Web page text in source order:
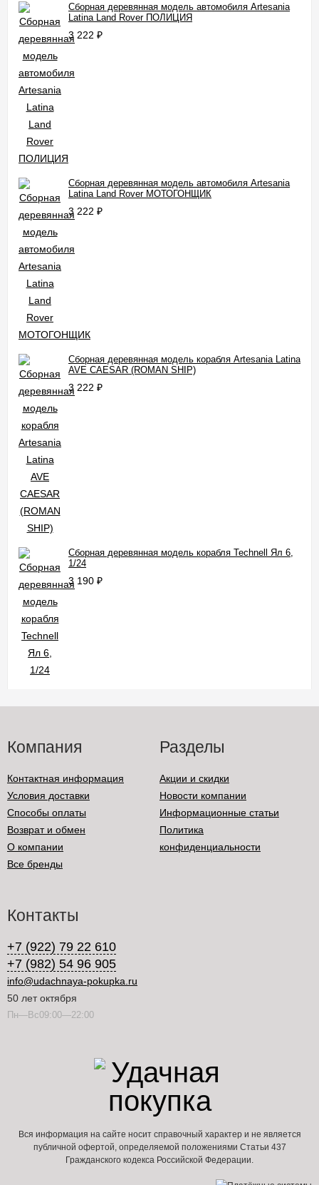
Сборная деревянная модель автомобиля Artesania
Latina Land Rover ПОЛИЦИЯ
3 222 ₽
Сборная деревянная модель автомобиля Artesania
Latina Land Rover МОТОГОНЩИК
3 222 ₽
Сборная деревянная модель корабля Artesania Latina
AVE CAESAR (ROMAN SHIP)
3 222 ₽
Сборная деревянная модель корабля Technell Ял 6,
1/24
3 190 ₽
Компания
Контактная информация
Условия доставки
Способы оплаты
Возврат и обмен
О компании
Все бренды
Разделы
Акции и скидки
Новости компании
Информационные статьи
Политика
конфиденциальности
Контакты
+7 (922) 79 22 610
+7 (982) 54 96 905
info@udachnaya-pokupka.ru
50 лет октября
Пн—Вс09:00—22:00
Вся информация на сайте носит справочный характер и не является
публичной офертой, определяемой положениями Статьи 437
Гражданского кодекса Российской Федерации.